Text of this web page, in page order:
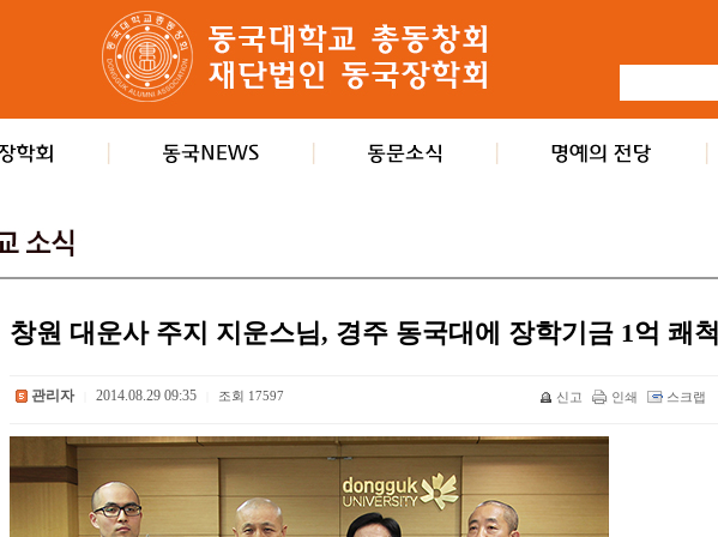
창원 대운사 주지 지운스님, 경주 동국대에 장학기금 1억 쾌척
관리자 2014.08.29 09:35 조회 17597 신고 인쇄 스크랩